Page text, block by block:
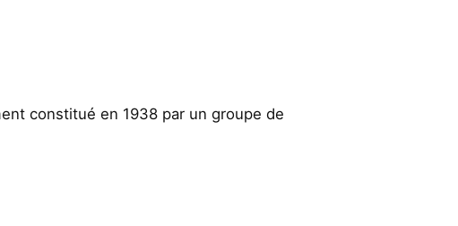
constitué en 1938 par un groupe de